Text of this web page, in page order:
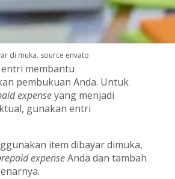
di muka. source envato
membantu
pembukuan Anda. Untuk
expenseyang menjadi
gunakan entri
item dibayar dimuka,
expenseAnda dan tambah